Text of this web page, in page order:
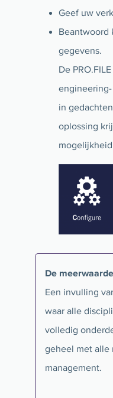
Geef uw
Beantwoord
gegevens.
De
in
oplossing
De
Een invulling
waar alle
volledig
geheel met alle
management.